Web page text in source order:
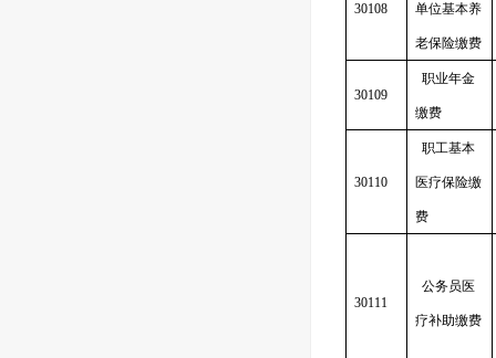
30108 单位基本养
老保险缴费
30109
职业年金
缴费
30110
职工基本
医疗保险缴
费
30111
公务员医
疗补助缴费